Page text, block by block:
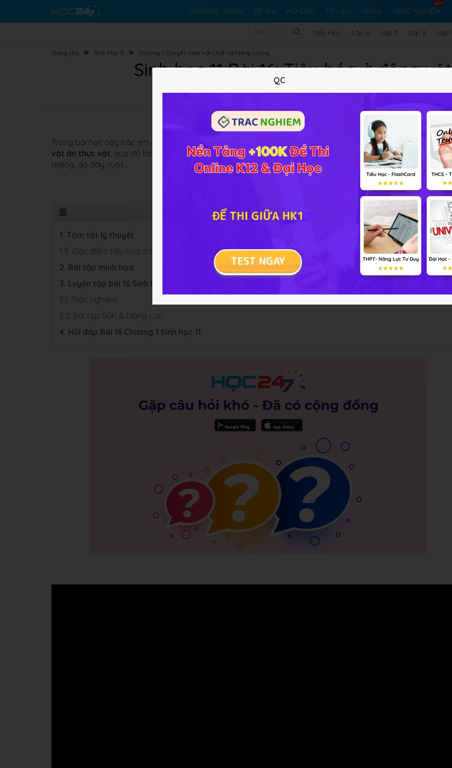
CHƯƠNG TRÌNH ĐỀ THI HỎI ĐÁP TƯ LIỆU VIDEO TRẮC NGHIỆM
Tiểu Học Lớp 6 Lớp 7 Lớp 8 Lớp
Trang chủ Sinh Học 11 Chương 1: Chuyển Hoá Vật Chất Và Năng Lượng
Sinh học 11 Bài 16: Tiêu hóa ở động
Trong bài học này các em được tìm hiểu về đặc điểm của hệ tiêu hóa động vật ăn thịt và
vật ăn thực vật, qua đó làm rõ sự khác nhau của hệ tiêu hóa giữa 2 nhóm động vật này về các cơ quan như
miệng, dạ dày, ruột...
1. Tóm tắt lý thuyết
1.5. Đặc điểm tiêu hoá ở thú ăn thịt và thú ăn thực vật
2. Bài tập minh hoạ
3. Luyện tập bài 16 Sinh học 11
3.1. Trắc nghiệm
3.2. Bài tập SGK & Nâng cao
4. Hỏi đáp Bài 16 Chương 1 Sinh học 11
QC